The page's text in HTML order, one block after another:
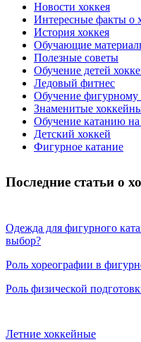
Новости хоккея
Интересные факты о
История хоккея
Обучающие
Полезные советы
Обучение детей
Ледовый фитнес
Обучение фигурному
Знаменитые
Обучение катанию на
Детский хоккей
Фигурное катание
Последние статьи о
Одежда для фигурного
выбор?
Роль хореографии в
Роль физической
Летние хоккейные